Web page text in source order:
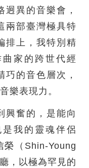
異的音樂會，
兩部臺灣極具特
排上，我特別精
家的跨世代經
的音色層次，
樂表現力。
興奮的，是能向
我的靈魂伴侶
（Shin-Young
，以極為罕見的